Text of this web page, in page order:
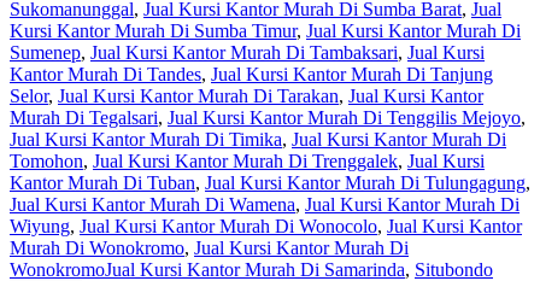
Sukomanunggal, Jual Kursi Kantor Murah Di Sumba Barat, Jual
Kursi Kantor Murah Di Sumba Timur, Jual Kursi Kantor Murah Di
Sumenep, Jual Kursi Kantor Murah Di Tambaksari, Jual Kursi
Kantor Murah Di Tandes, Jual Kursi Kantor Murah Di Tanjung
Selor, Jual Kursi Kantor Murah Di Tarakan, Jual Kursi Kantor
Murah Di Tegalsari, Jual Kursi Kantor Murah Di Tenggilis Mejoyo,
Jual Kursi Kantor Murah Di Timika, Jual Kursi Kantor Murah Di
Tomohon, Jual Kursi Kantor Murah Di Trenggalek, Jual Kursi
Kantor Murah Di Tuban, Jual Kursi Kantor Murah Di Tulungagung,
Jual Kursi Kantor Murah Di Wamena, Jual Kursi Kantor Murah Di
Wiyung, Jual Kursi Kantor Murah Di Wonocolo, Jual Kursi Kantor
Murah Di Wonokromo, Jual Kursi Kantor Murah Di
WonokromoJual Kursi Kantor Murah Di Samarinda, Situbondo